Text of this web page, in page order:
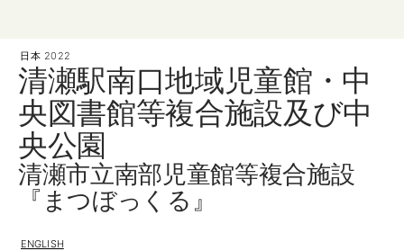
日本 2022
清瀬駅南口地域児童館・中
央図書館等複合施設及び中
央公園
清瀬市立南部児童館等複合施設
『まつぼっくる』
ENGLISH